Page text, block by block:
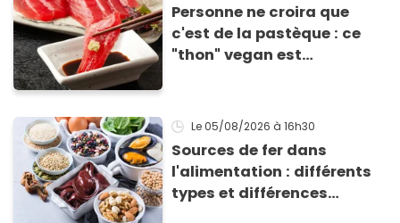
Personne ne croira que
c'est de la pastèque : ce
"thon" vegan est
Le 05/08/2026 à 16h30
Sources de fer dans
l'alimentation : différents
types et différences